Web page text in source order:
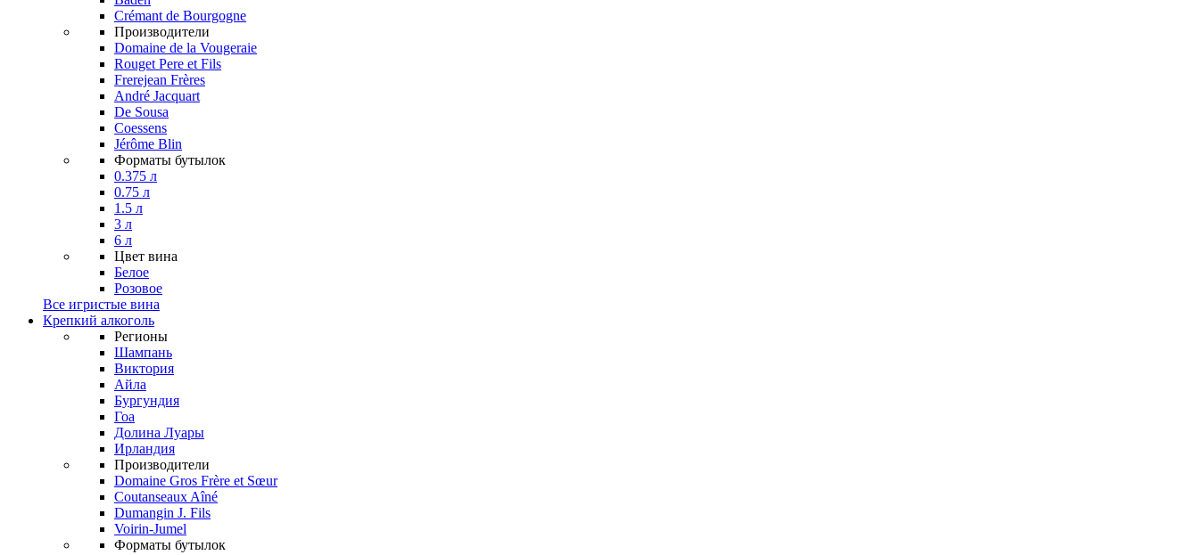
Crémant de Bourgogne
Производители
Domaine de la Vougeraie
Rouget Pere et Fils
Frerejean Frères
André Jacquart
De Sousa
Coessens
Jérôme Blin
Форматы бутылок
0.375 л
0.75 л
1.5 л
3 л
6 л
Цвет вина
Белое
Розовое
Все игристые вина
Крепкий алкоголь
Регионы
Шампань
Виктория
Айла
Бургундия
Гоа
Долина Луары
Ирландия
Производители
Domaine Gros Frère et Sœur
Coutanseaux Aîné
Dumangin J. Fils
Voirin-Jumel
Форматы бутылок